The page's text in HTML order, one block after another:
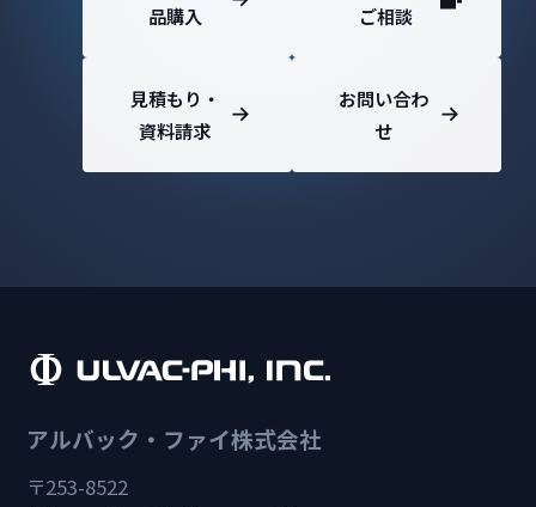
品購入
ご相談
見積もり・
資料請求
お問い合わ
せ
アルバック・ファイ株式会社
〒253-8522